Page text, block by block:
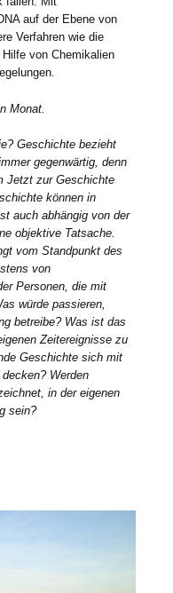
auf der Ebene von
Verfahren wie die
von Chemikalien
Monat.
Geschichte bezieht
gegenwärtig, denn
Jetzt zur Geschichte
können in
auch abhängig von der
objektive Tatsache.
vom Standpunkt des
von
Personen, die mit
würde passieren,
betreibe? Was ist das
Zeitereignisse zu
Geschichte sich mit
Werden
in der eigenen
sein?